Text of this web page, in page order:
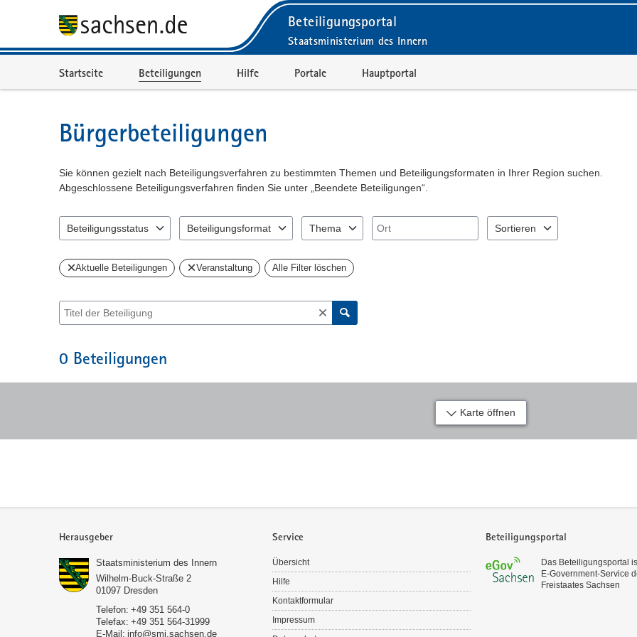
Beteiligungsportal
Staatsministerium des Innern
Startseite Beteiligungen Hilfe Portale Hauptportal
Bürgerbeteiligungen
Sie können gezielt nach Beteiligungsverfahren zu bestimmten Themen und Beteiligungsformaten in Ihrer Region suchen.
Abgeschlossene Beteiligungsverfahren finden Sie unter „Beendete Beteiligungen“.
Beteiligungsstatus
Beteiligungsformat
Thema
Ort
Sortieren
Aktuelle Beteiligungen Veranstaltung Alle Filter löschen
Suche nach Beteiligung
0 Beteiligungen
Karte öffnen
Herausgeber
Staatsministerium des Innern
Wilhelm-Buck-Straße 2
01097 Dresden
Telefon: +49 351 564-0
Telefax: +49 351 564-31999
E-Mail: info@smi.sachsen.de
Service
Übersicht
Hilfe
Kontaktformular
Impressum
Beteiligungsportal
Das Beteiligungsportal
E‑Government-Service
Freistaates Sachsen